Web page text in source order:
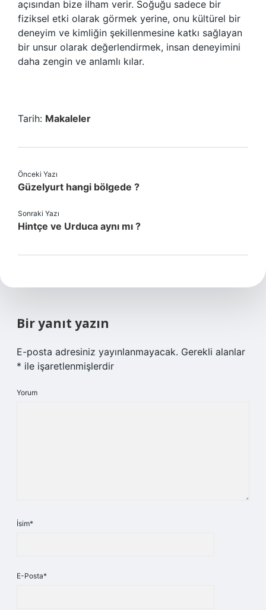
açısından bize ilham verir. Soğuğu sadece bir
fiziksel etki olarak görmek yerine, onu kültürel bir
deneyim ve kimliğin şekillenmesine katkı sağlayan
bir unsur olarak değerlendirmek, insan deneyimini
daha zengin ve anlamlı kılar.
Tarih: Makaleler
Önceki Yazı
Güzelyurt hangi bölgede ?
Sonraki Yazı
Hintçe ve Urduca aynı mı ?
Bir yanıt yazın
E-posta adresiniz yayınlanmayacak. Gerekli alanlar
* ile işaretlenmişlerdir
Yorum
İsim*
E-Posta*